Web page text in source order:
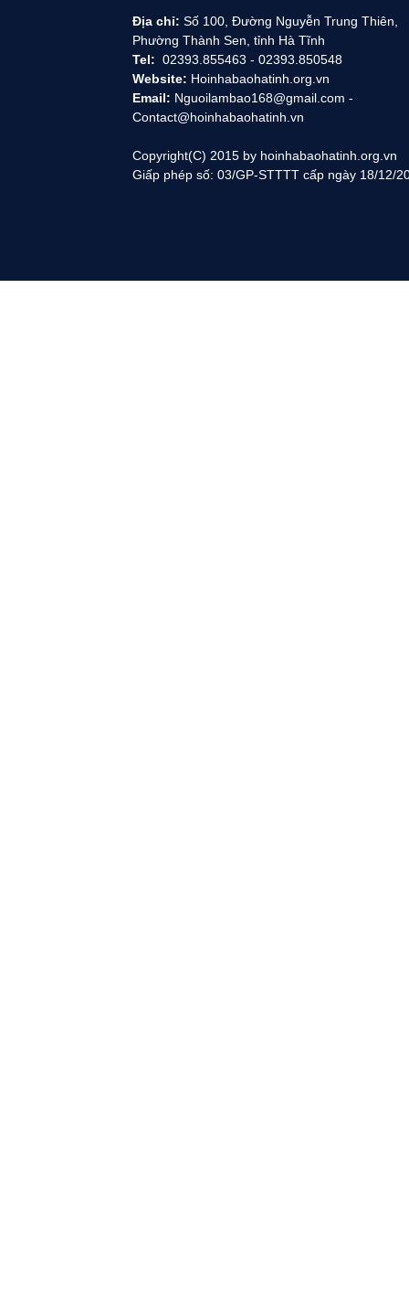
Địa chỉ: Số 100, Đường Nguyễn Trung Thiên,
Phường Thành Sen, tỉnh Hà Tĩnh
Tel: 02393.855463 - 02393.850548
Website: Hoinhabaohatinh.org.vn
Email: Nguoilambao168@gmail.com -
Contact@hoinhabaohatinh.vn
Copyright(C) 2015 by hoinhabaohatinh.org.vn
Giấp phép số: 03/GP-STTTT cấp ngày 18/12/